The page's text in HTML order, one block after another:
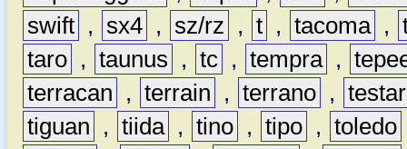
swift , sx4 , sz/rz , t , tacoma ,
taro , taunus , tc , tempra ,
terracan
, terrain , terrano ,
tiguan
, tiida , tino , tipo , toledo